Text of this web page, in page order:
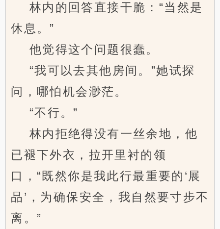
林内的回答直接干脆：“当然是
休息。”
他觉得这个问题很蠢。
“我可以去其他房间。”她试探
问，哪怕机会渺茫。
“不行。”
林内拒绝得没有一丝余地，他
已褪下外衣，拉开里衬的领
口，“既然你是我此行最重要的‘展
品’，为确保安全，我自然要寸步不
离。”